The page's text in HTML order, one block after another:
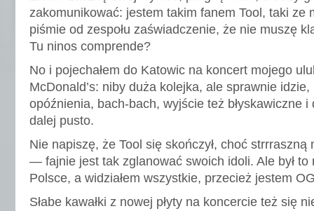
zakomunikować: jestem takim fanem Tool, taki ze
piśmie od zespołu zaświadczenie, że nie muszę
Tu ninos comprende?
No i pojechałem do Katowic na koncert mojego
McDonald’s: niby duża kolejka, ale sprawnie
opóźnienia, bach-bach, wyjście też błyskawiczne
dalej pusto.
Nie napiszę, że Tool się skończył, choć strrraszną
— fajnie jest tak zglanować swoich idoli. Ale był to
Polsce, a widziałem wszystkie, przecież jestem
Słabe kawałki z nowej płyty na koncercie też się